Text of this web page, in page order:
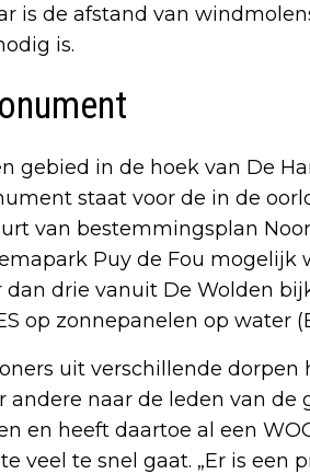
is de afstand van
is.
gebied in de hoek van De
staat voor de in de
van bestemmingsplan
Puy de Fou
dan drie vanuit De Wolden
op zonnepanelen op water
uit verschillende
andere naar de leden van
en heeft daartoe al een
veel te snel gaat. „Er is